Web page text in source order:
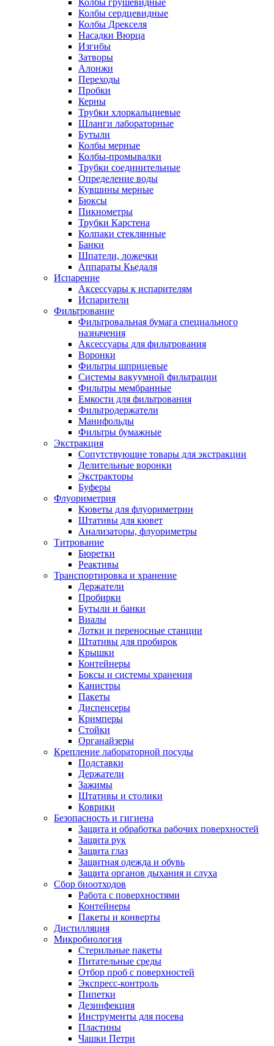
Колбы грушевидные
Колбы сердцевидные
Колбы Дрекселя
Насадки Вюрца
Изгибы
Затворы
Алонжи
Переходы
Пробки
Керны
Трубки хлоркальциевые
Шланги лабораторные
Бутыли
Колбы мерные
Колбы-промывалки
Трубки соединительные
Определение воды
Кувшины мерные
Бюксы
Пикнометры
Трубки Карстена
Колпаки стеклянные
Банки
Шпатели, ложечки
Аппараты Кьедаля
Испарение
Аксессуары к испарителям
Испарители
Фильтрование
Фильтровальная бумага специального
назначения
Аксессуары для фильтрования
Воронки
Фильтры шприцевые
Системы вакуумной фильтрации
Фильтры мембранные
Емкости для фильтрования
Фильтродержатели
Манифольды
Фильтры бумажные
Экстракция
Сопутствующие товары для экстракции
Делительные воронки
Экстракторы
Буферы
Флуориметрия
Кюветы для флуориметрии
Штативы для кювет
Анализаторы, флуориметры
Титрование
Бюретки
Реактивы
Транспортировка и хранение
Держатели
Пробирки
Бутыли и банки
Виалы
Лотки и переносные станции
Штативы для пробирок
Крышки
Контейнеры
Боксы и системы хранения
Канистры
Пакеты
Диспенсеры
Кримперы
Стойки
Органайзеры
Крепление лабораторной посуды
Подставки
Держатели
Зажимы
Штативы и столики
Коврики
Безопасность и гигиена
Защита и обработка рабочих поверхностей
Защита рук
Защита глаз
Защитная одежда и обувь
Защита органов дыхания и слуха
Сбор биоотходов
Работа с поверхностями
Контейнеры
Пакеты и конверты
Дистилляция
Микробиология
Стерильные пакеты
Питательные среды
Отбор проб с поверхностей
Экспресс-контроль
Пипетки
Дезинфекция
Инструменты для посева
Пластины
Чашки Петри